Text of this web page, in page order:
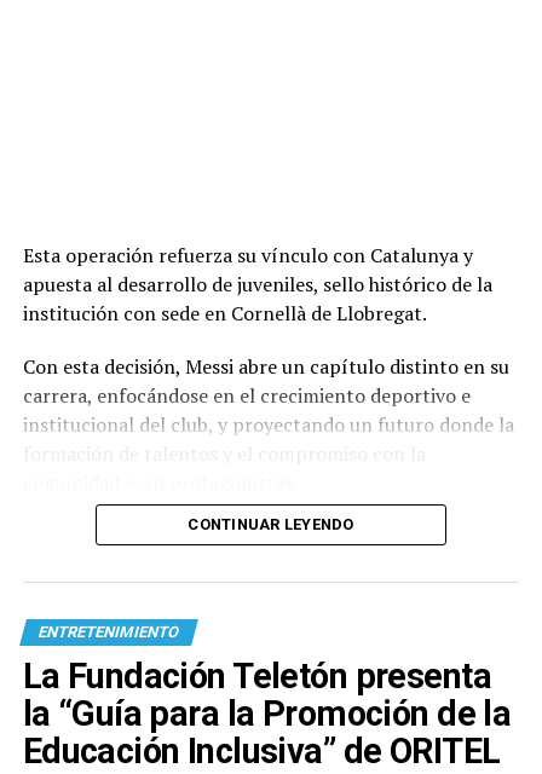
Esta operación refuerza su vínculo con Catalunya y
apuesta al desarrollo de juveniles, sello histórico de la
institución con sede en Cornellà de Llobregat.
Con esta decisión, Messi abre un capítulo distinto en su
carrera, enfocándose en el crecimiento deportivo e
institucional del club, y proyectando un futuro donde la
CONTINUAR LEYENDO
ENTRETENIMIENTO
La Fundación Teletón presenta
la “Guía para la Promoción de la
Educación Inclusiva” de ORITEL